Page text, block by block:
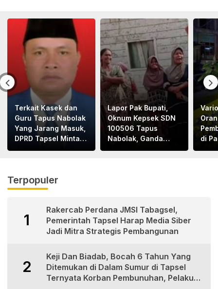
Terkait Kasek dan
Guru Tapus Nabolak
Yang Jarang Masuk,
DPRD Tapsel Minta
Lapor Pak Bupati,
Oknum Kepsek SDN
100506 Tapus
Nabolak, Ganda
di
Terpopuler
1
Rakercab Perdana JMSI Tabagsel,
Pemerintah Tapsel Harap Media Siber
Jadi Mitra Strategis Pembangunan
2
Keji Dan Biadab, Bocah 6 Tahun Yang
Ditemukan di Dalam Sumur di Tapsel
Ternyata Korban Pembunuhan, Pelaku